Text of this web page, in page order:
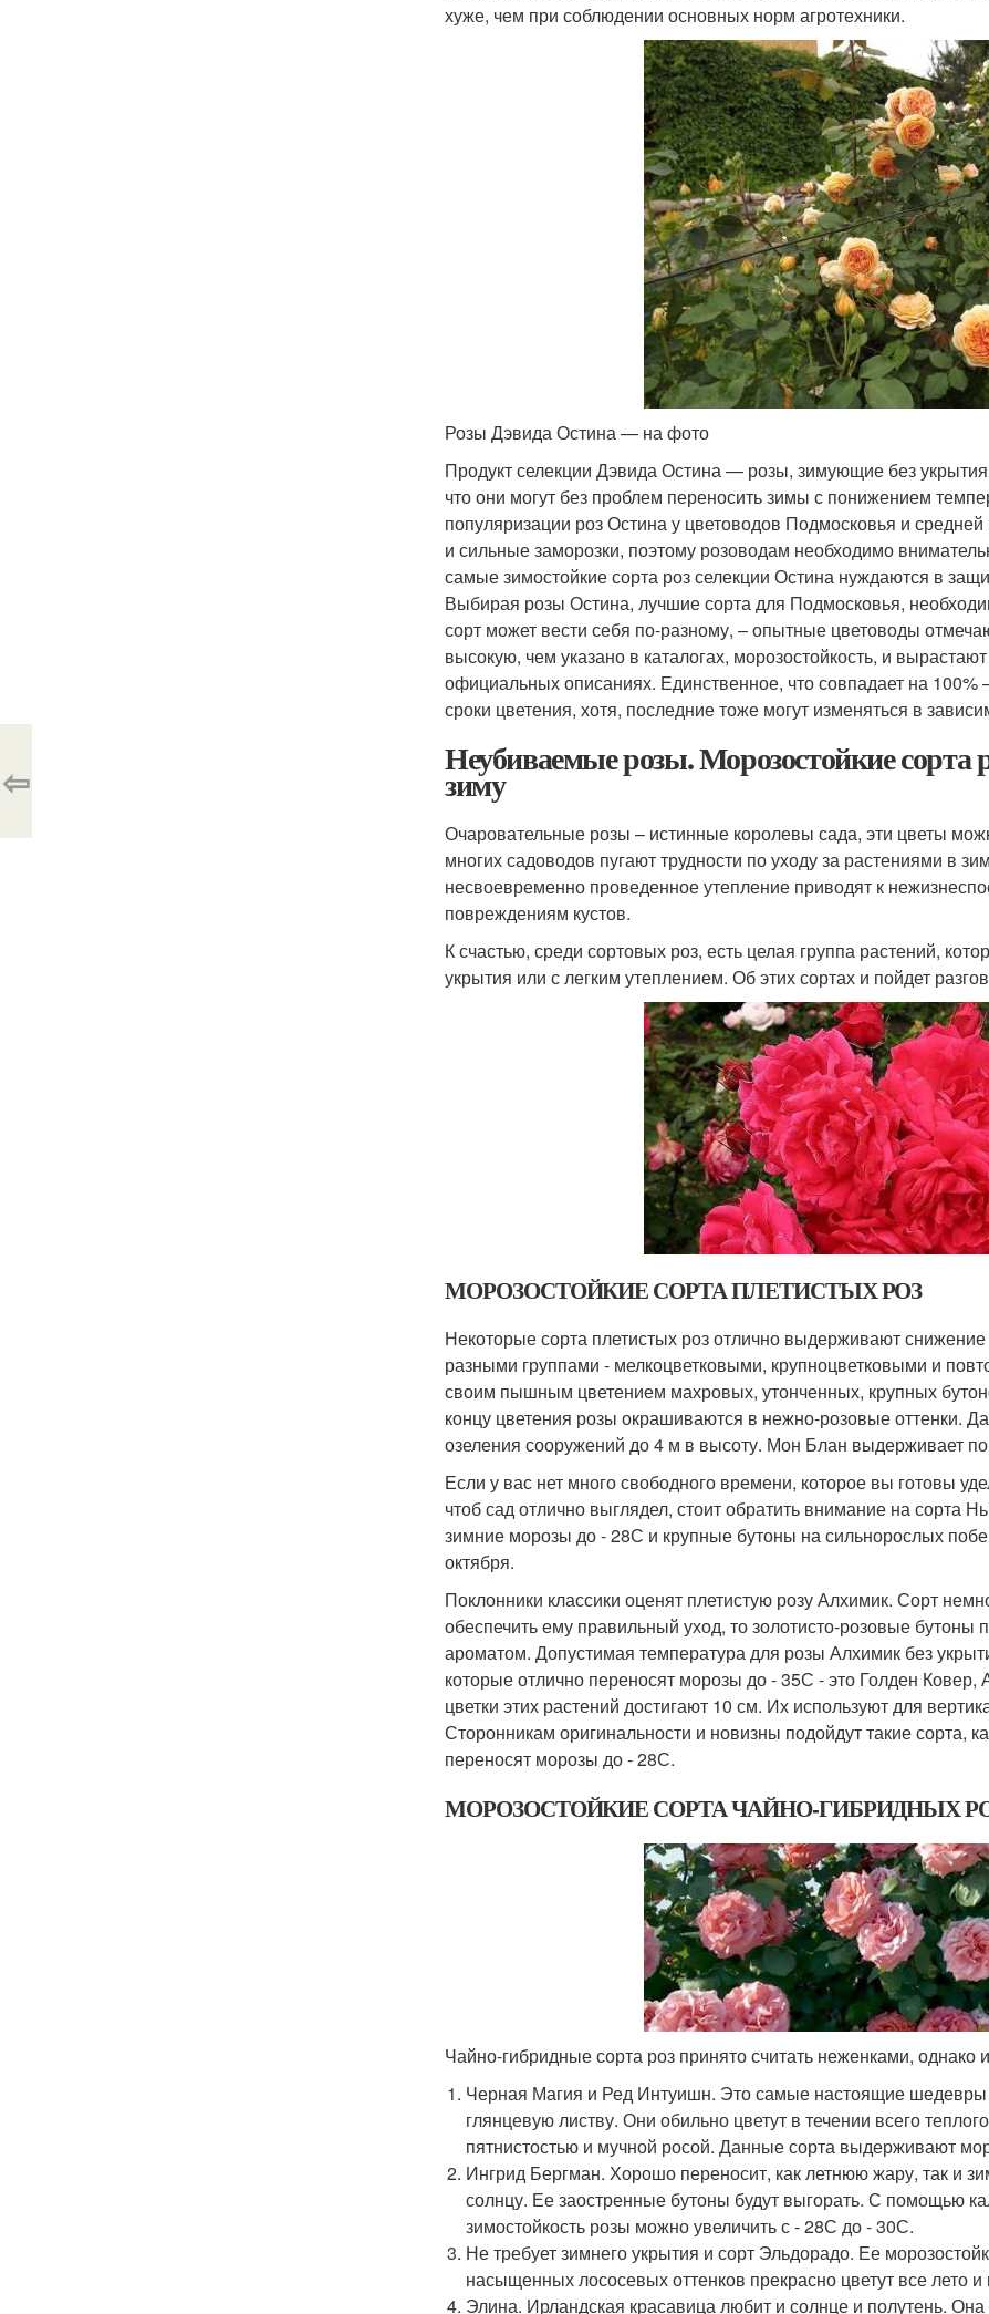
хуже, чем при соблюдении основных норм агротехники.
Розы Дэвида Остина — на фото
Продукт селекции Дэвида Остина — розы, зимующие без укрытия
что они могут без проблем переносить зимы с понижением
популяризации роз Остина у цветоводов Подмосковья и
и сильные заморозки, поэтому розоводам необходимо
самые зимостойкие сорта роз селекции Остина нуждаются в
Выбирая розы Остина, лучшие сорта для Подмосковья,
сорт может вести себя по-разному, – опытные цветоводы
высокую, чем указано в каталогах, морозостойкость, и
официальных описаниях. Единственное, что совпадает на
сроки цветения, хотя, последние тоже могут изменяться в
Неубиваемые розы. Морозостойкие
зиму
Очаровательные розы – истинные королевы сада, эти цветы
многих садоводов пугают трудности по уходу за растениями в
несвоевременно проведенное утепление приводят к
повреждениям кустов.
К счастью, среди сортовых роз, есть целая группа растений,
укрытия или с легким утеплением. Об этих сортах и пойдет
МОРОЗОСТОЙКИЕ СОРТА ПЛЕТИСТЫХ РОЗ
Некоторые сорта плетистых роз отлично выдерживают
разными группами - мелкоцветковыми, крупноцветковыми и
своим пышным цветением махровых, утонченных, крупных
концу цветения розы окрашиваются в нежно-розовые оттенки.
озеления сооружений до 4 м в высоту. Мон Блан выдерживает
Если у вас нет много свободного времени, которое вы готовы
чтоб сад отлично выглядел, стоит обратить внимание на сорта
зимние морозы до - 28С и крупные бутоны на сильнорослых
октября.
Поклонники классики оценят плетистую розу Алхимик. Сорт
обеспечить ему правильный уход, то золотисто-розовые
ароматом. Допустимая температура для розы Алхимик без
которые отлично переносят морозы до - 35С - это Голден
цветки этих растений достигают 10 см. Их используют для
Сторонникам оригинальности и новизны подойдут такие сорта,
переносят морозы до - 28С.
МОРОЗОСТОЙКИЕ СОРТА ЧАЙНО-ГИБРИДНЫХ
Чайно-гибридные сорта роз принято считать неженками,
Черная Магия и Ред Интуишн. Это самые настоящие
глянцевую листву. Они обильно цветут в течении всего
пятнистостью и мучной росой. Данные сорта выдерживают
Ингрид Бергман. Хорошо переносит, как летнюю жару, так и
солнцу. Ее заостренные бутоны будут выгорать. С помощью
зимостойкость розы можно увеличить с - 28С до - 30С.
Не требует зимнего укрытия и сорт Эльдорадо. Ее
насыщенных лососевых оттенков прекрасно цветут все лето
Элина. Ирландская красавица любит и солнце и полутень.
⇦